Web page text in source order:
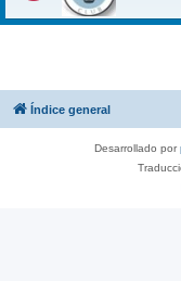
Índice general
Desarrollado por